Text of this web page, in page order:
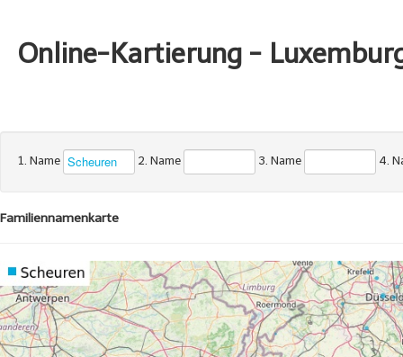
Online-Kartierung -
1. Name 2. Name 3. Name 4.
Familiennamenkarte